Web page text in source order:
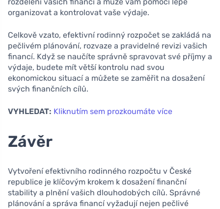
organizovat a kontrolovat vaše výdaje.
Celkově vzato, efektivní rodinný rozpočet se zakládá na
pečlivém plánování, rozvaze a pravidelné revizi vašich
financí. Když se naučíte správně spravovat své příjmy a
výdaje, budete mít větší kontrolu nad svou
ekonomickou situací a můžete se zaměřit na dosažení
svých finančních cílů.
VYHLEDAT: Kliknutím sem prozkoumáte více
Závěr
Vytvoření efektivního rodinného rozpočtu v České
republice je klíčovým krokem k dosažení finanční
stability a plnění vašich dlouhodobých cílů. Správné
plánování a správa financí vyžadují nejen pečlivé